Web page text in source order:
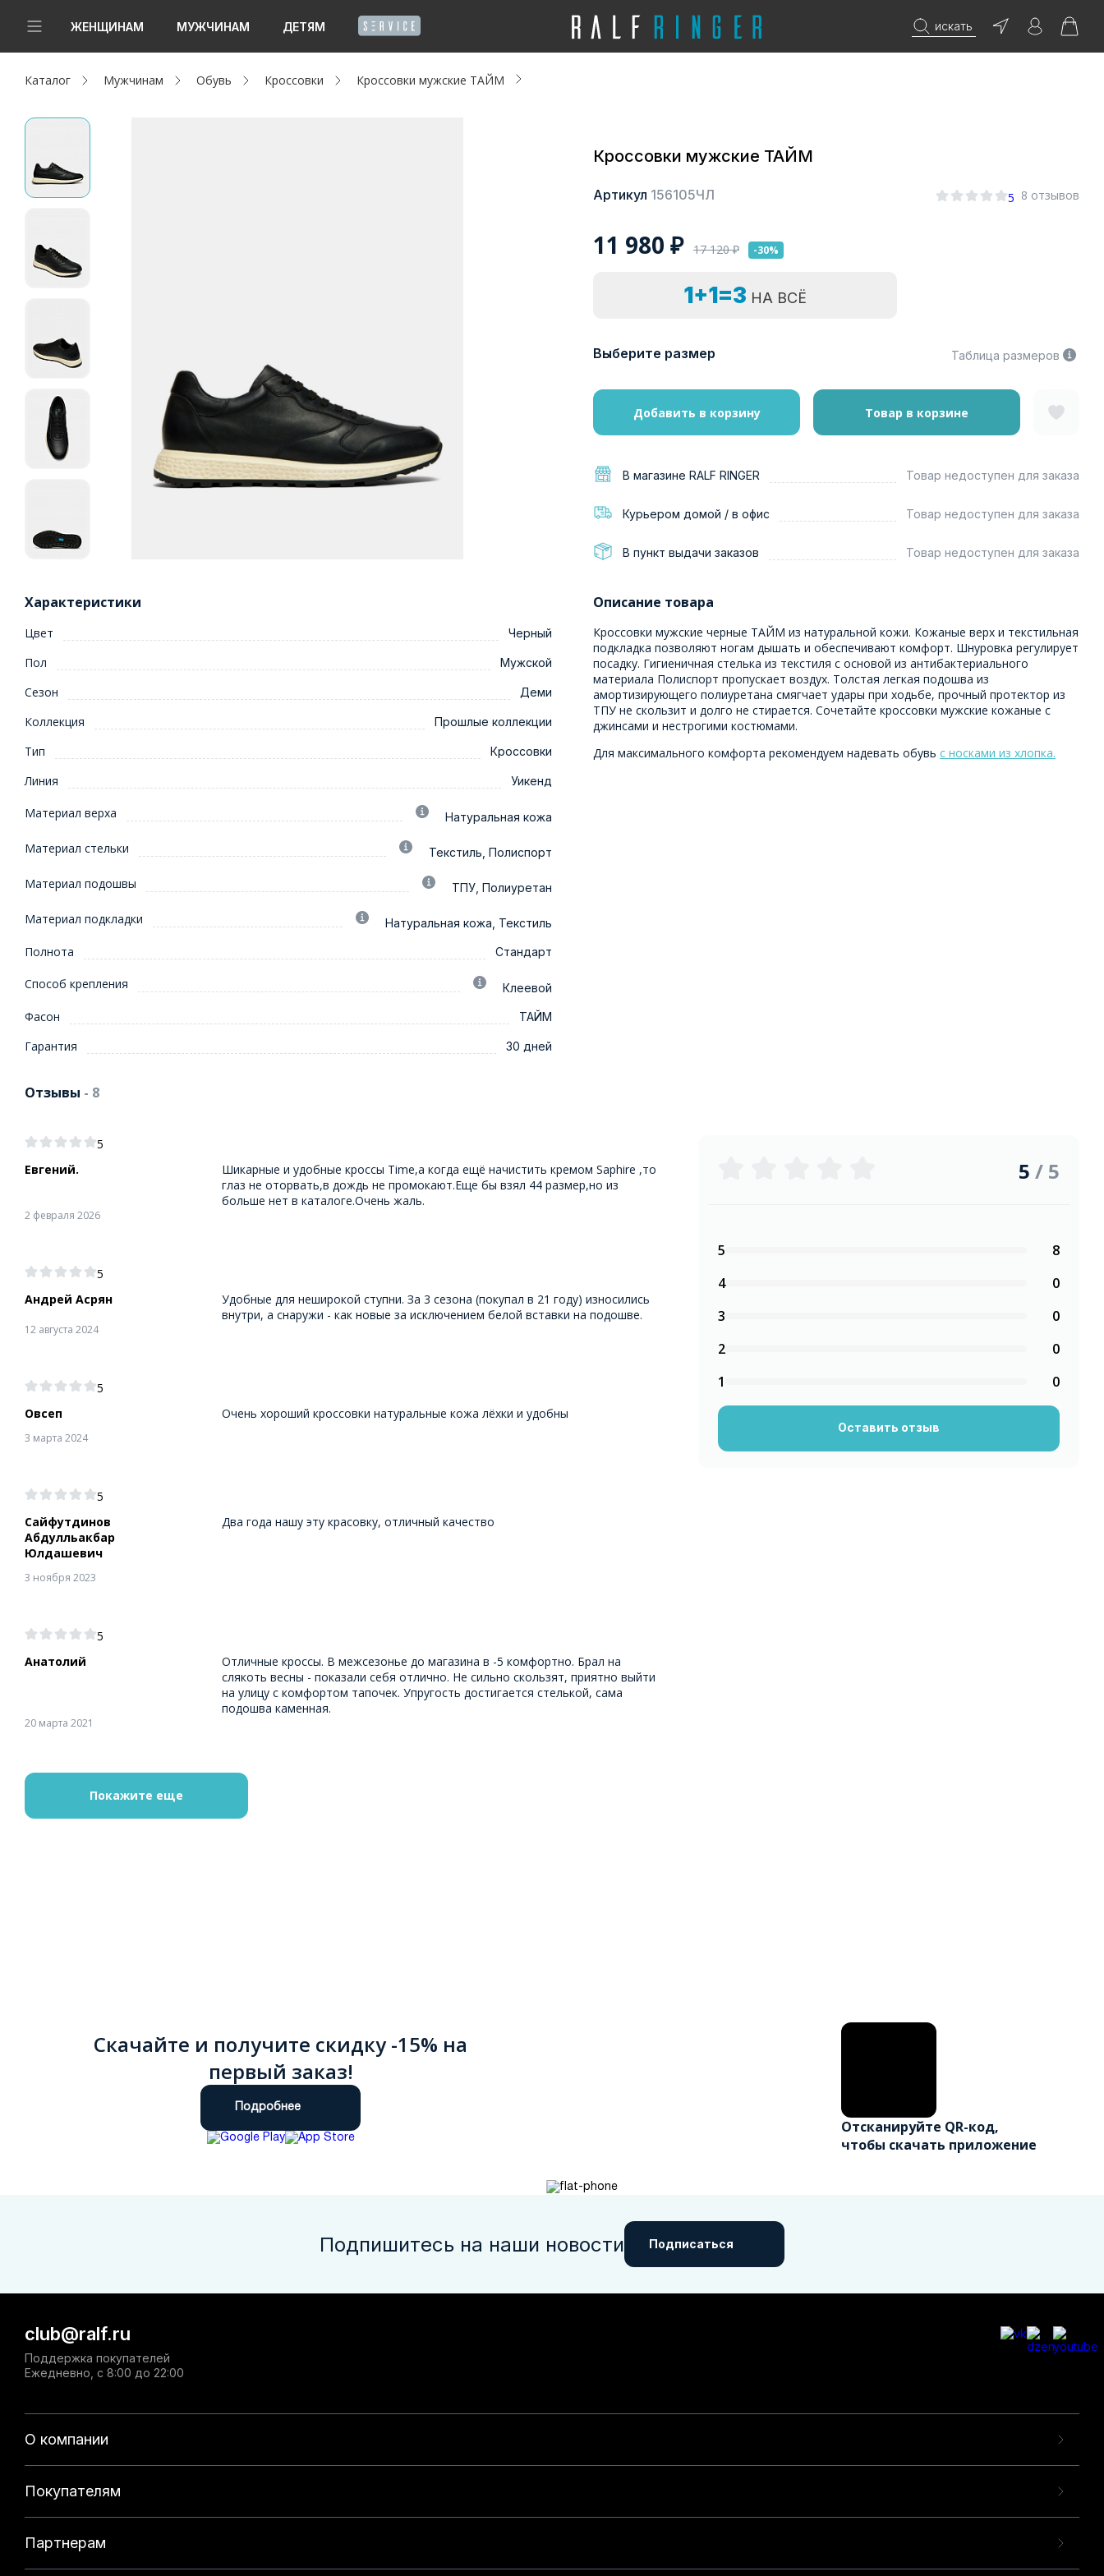
ЖЕНЩИНАМ МУЖЧИНАМ ДЕТЯМ искать
Новинки
Женщинам
Мужчинам
Адреса магазинов
Каталог Мужчинам Обувь Кроссовки Кроссовки мужские ТАЙМ
Кроссовки мужские ТАЙМ
Артикул 156105ЧЛ 5 8 отзывов
11 980 ₽ 17 120₽ -30%
1+1=3 НА ВСЁ
Выберите размер Таблица размеров
Добавить в корзину Товар в корзине
В магазине RALF RINGER Товар недоступен для заказа
Курьером домой / в офис Товар недоступен для заказа
В пункт выдачи заказов Товар недоступен для заказа
Характеристики
Цвет Черный
Пол Мужской
Сезон Деми
Коллекция Прошлые коллекции
Тип Кроссовки
Линия Уикенд
Материал верха Натуральная кожа
Материал стельки Текстиль, Полиспорт
Материал подошвы ТПУ, Полиуретан
Материал подкладки Натуральная кожа, Текстиль
Полнота Стандарт
Способ крепления Клеевой
Фасон ТАЙМ
Гарантия 30 дней
Описание товара
Кроссовки мужские черные ТАЙМ из натуральной кожи. Кожаные верх и текстильная
подкладка позволяют ногам дышать и обеспечивают комфорт. Шнуровка регулирует
посадку. Гигиеничная стелька из текстиля с основой из антибактериального
материала Полиспорт пропускает воздух. Толстая легкая подошва из
амортизирующего полиуретана смягчает удары при ходьбе, прочный протектор из
ТПУ не скользит и долго не стирается. Сочетайте кроссовки мужские кожаные с
джинсами и нестрогими костюмами.
Для максимального комфорта рекомендуем надевать обувь с носками из хлопка.
Отзывы - 8
5
Евгений.
2 февраля 2026
Шикарные и удобные кроссы Time,а когда ещё начистить кремом Saphire ,то
глаз не оторвать,в дождь не промокают.Еще бы взял 44 размер,но из
больше нет в каталоге.Очень жаль.
5
Андрей Асрян
12 августа 2024
Удобные для неширокой ступни. За 3 сезона (покупал в 21 году) износились
внутри, а снаружи - как новые за исключением белой вставки на подошве.
5
Овсеп
3 марта 2024
Очень хороший кроссовки натуральные кожа лёхки и удобны
5
Сайфутдинов
Абдулльакбар
Юлдашевич
3 ноября 2023
Два года нашу эту красовку, отличный качество
5
Анатолий
20 марта 2021
Отличные кроссы. В межсезонье до магазина в -5 комфортно. Брал на
слякоть весны - показали себя отлично. Не сильно скользят, приятно выйти
на улицу с комфортом тапочек. Упругость достигается стелькой, сама
подошва каменная.
Покажите еще
5 / 5
5
8
4
0
3
0
2
0
1
0
Оставить отзыв
Скачайте и получите скидку -15% на
первый заказ!
Подробнее
Отсканируйте QR-код,
чтобы скачать приложение
Подпишитесь на наши новости Подписаться
О компании
Покупателям
Партнерам
club@ralf.ru
Поддержка покупателей
Ежедневно, с 8:00 до 22:00